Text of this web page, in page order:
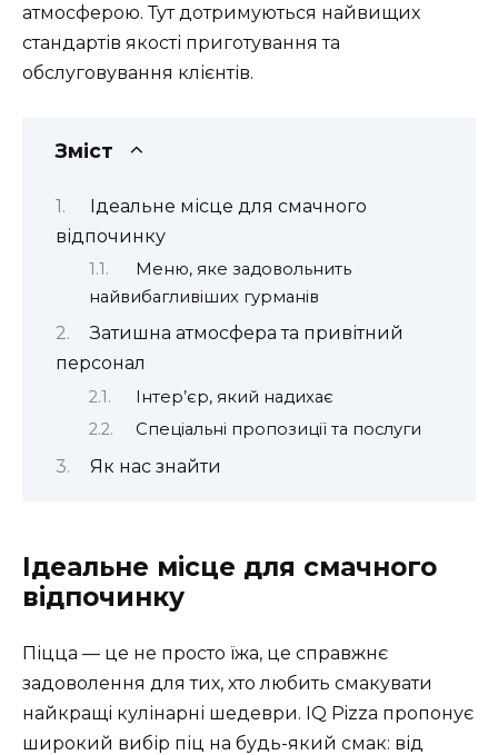
атмосферою. Тут дотримуються найвищих
стандартів якості приготування та
обслуговування клієнтів.
Зміст
Ідеальне місце для смачного
відпочинку
Меню, яке задовольнить
найвибагливіших гурманів
Затишна атмосфера та привітний
персонал
Інтер’єр, який надихає
Спеціальні пропозиції та послуги
Як нас знайти
Ідеальне місце для смачного
відпочинку
Піцца — це не просто їжа, це справжнє
задоволення для тих, хто любить смакувати
найкращі кулінарні шедеври. IQ Pizza пропонує
широкий вибір піц на будь-який смак: від